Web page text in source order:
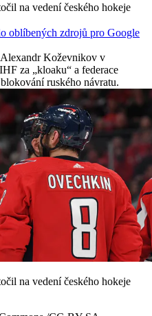
na vedení českého hokeje
oblíbených zdrojů pro Google
Koževnikov v
za „kloaku“ a federace
ruského návratu.
na vedení českého hokeje